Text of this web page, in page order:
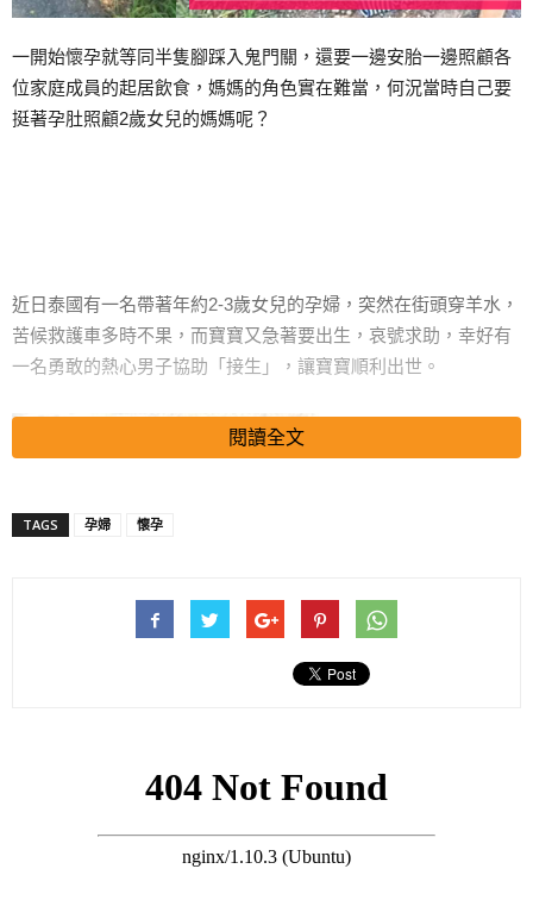
一開始懷孕就等同半隻腳踩入鬼門關，還要一邊安胎一邊照顧各
位家庭成員的起居飲食，媽媽的角色實在難當，何況當時自己要
挺著孕肚照顧2歲女兒的媽媽呢？
近日泰國有一名帶著年約2-3歲女兒的孕婦，突然在街頭穿羊水，
苦候救護車多時不果，而寶寶又急著要出生，哀號求助，幸好有
一名勇敢的熱心男子協助「接生」，讓寶寶順利出世。
上看到一名孕婦坐在路邊，表情相當痛苦，旁邊還有一個小女孩
閱讀全文
TAGS 孕婦 懷孕